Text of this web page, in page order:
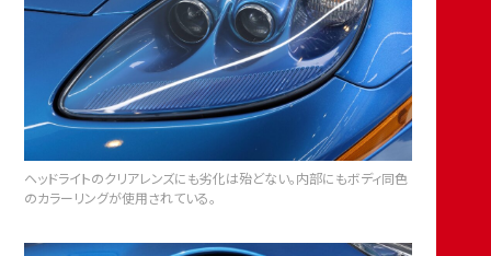
ヘッドライトのクリアレンズにも劣化は殆どない。内部にもボディ同色
のカラーリングが使用されている。